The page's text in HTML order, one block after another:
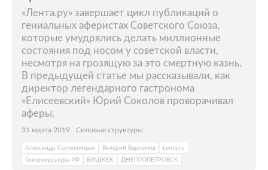
«Лента.ру» завершает цикл публикаций о
гениальных аферистах Советского Союза,
которые умудрялись делать миллионные
состояния под носом у советской власти,
несмотря на грозящую за это смертную казнь.
В предыдущей статье мы рассказывали, как
директор легендарного гастронома
«Елисеевский» Юрий Соколов проворачивал
аферы.
31 марта 2019 Силовые структуры
Александр Солженицын Валерий Варламов
Lenta.ru
Генпрокуратура РФ
БИШКЕК ДНЕПРОПЕТРОВСК